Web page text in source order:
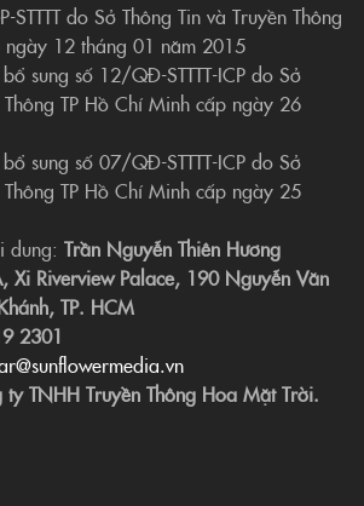
do Sở Thông Tin và Truyền Thông
ngày 12 tháng 01 năm 2015
sung số 12/QĐ-STTTT-ICP do Sở
Thông TP Hồ Chí Minh cấp ngày 26
sung số 07/QĐ-STTTT-ICP do Sở
Thông TP Hồ Chí Minh cấp ngày 25
dung: Trần Nguyễn Thiên Hương
Xi Riverview Palace, 190 Nguyễn Văn
TP. HCM
2301
ty TNHH Truyền Thông Hoa Mặt Trời.